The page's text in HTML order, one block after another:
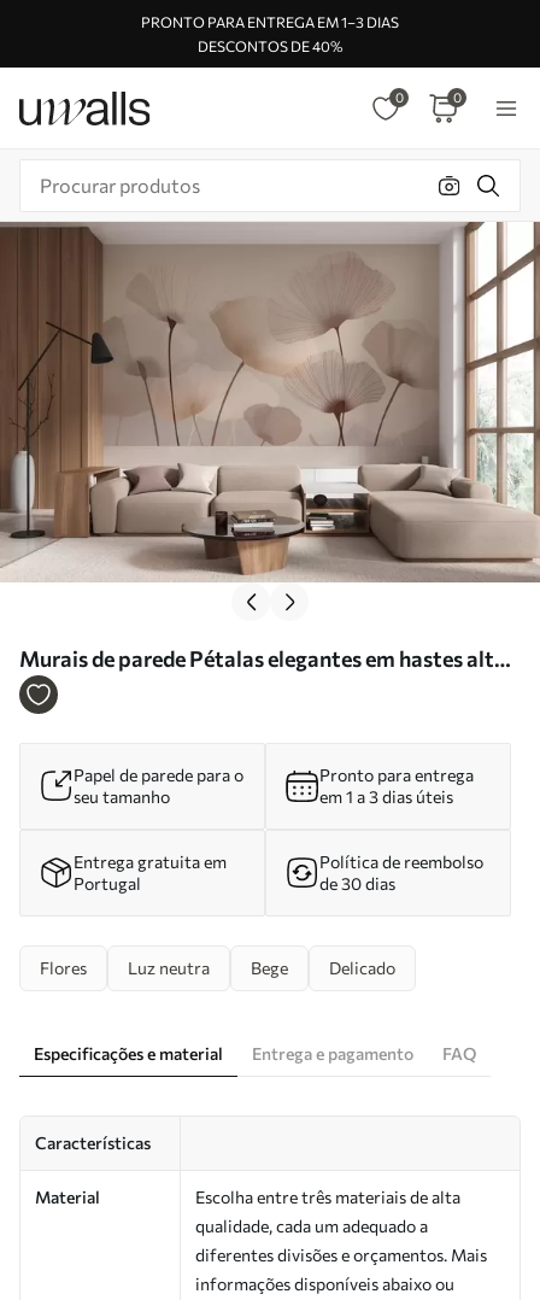
PRONTO PARA ENTREGA EM 1–3 DIAS
DESCONTOS DE 40%
0 0
Murais de parede Pétalas elegantes em hastes altas,
em tons pastel Nr. w05212
Papel de parede para o
seu tamanho
Pronto para entrega
em 1 a 3 dias úteis
Entrega gratuita em
Portugal
Política de reembolso
de 30 dias
Flores Luz neutra Bege Delicado
Especificações e material Entrega e pagamento FAQ
Características
Material
Escolha entre três materiais de alta
qualidade, cada um adequado a
diferentes divisões e orçamentos. Mais
informações disponíveis abaixo ou